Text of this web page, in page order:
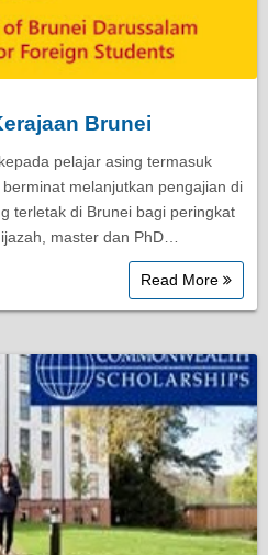
Brunei
pelajar asing termasuk
melanjutkan pengajian di
terletak di Brunei bagi peringkat
master dan PhD…
Read More